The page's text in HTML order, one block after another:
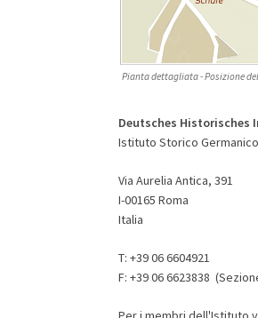
Pianta dettagliata - Posizione
Deutsches Historisches
Istituto Storico
Via Aurelia Antica, 391
I-00165 Roma
Italia
T: +39 06 6604921
F: +39 06 6623838